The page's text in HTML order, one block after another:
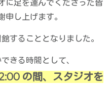
に足を運んでくださった皆
申し上げます。
することとなりました。
きる時間として、
の間、スタジオを